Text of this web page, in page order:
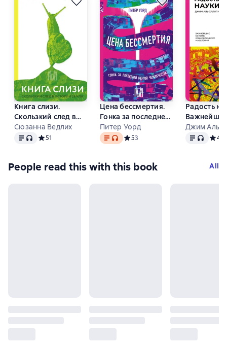
Книга слизи.
Скользкий след в
истории Земли
Сюзанна Ведлих
Text, audio format available
Средний рейтинг 5 на основе 1 оценок
51
Цена бессмертия.
Гонка за последней
мечтой
человечества
Питер Уорд
Text, audio format available
Средний рейтинг 5 на основе 3
53
Радость
мышления
Джим Аль-
Text, audio4,4
People read this with this book All